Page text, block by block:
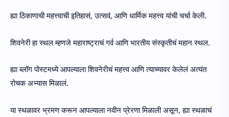
ह्या ठिकाणाची महत्त्वाची इतिहासं, उत्सवं, आणि धार्मिक महत्त्व यांची चर्चा केली.
शिवनेरी हा स्थल म्हणजे महाराष्ट्राचं गर्व आणि भारतीय संस्कृतीचं महान स्थल.
ह्या ब्लॉग पोस्टमध्ये आपल्याला शिवनेरीचं महत्त्व आणि त्याच्यावर केलेलं अत्यंत
रोचक अभ्यास मिळालं.
या स्थळावर भ्रमण करून आपल्याला नवीन प्रेरणा मिळाली असून, ह्या स्थळाचं